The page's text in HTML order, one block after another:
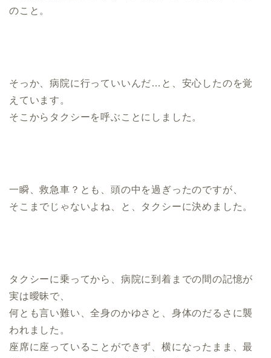
のこと。
そっか、病院に行っていいんだ…と、安心したのを覚
えています。
そこからタクシーを呼ぶことにしました。
一瞬、救急車？とも、頭の中を過ぎったのですが、
そこまでじゃないよね、と、タクシーに決めました。
タクシーに乗ってから、病院に到着までの間の記憶が
実は曖昧で、
何とも言い難い、全身のかゆさと、身体のだるさに襲
われました。
座席に座っていることができず、横になったまま、最